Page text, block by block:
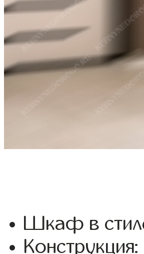
Шкаф в